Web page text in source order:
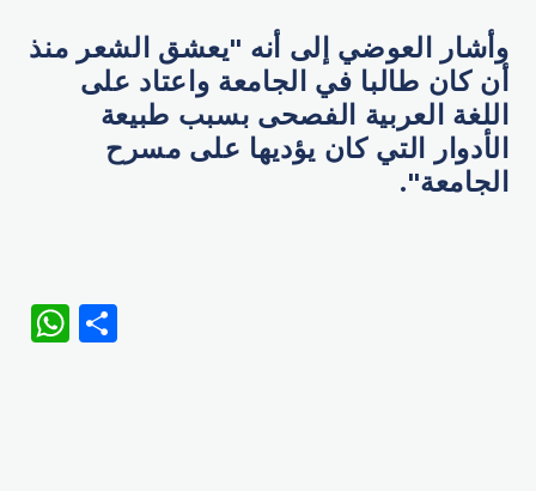
وأشار العوضي إلى أنه "يعشق الشعر منذ
أن كان طالبا في الجامعة واعتاد على
اللغة العربية الفصحى بسبب طبيعة
الأدوار التي كان يؤديها على مسرح
الجامعة".
WhatsApp